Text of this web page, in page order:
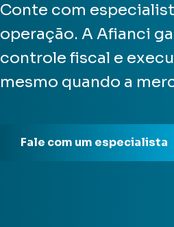
Conte com
operação. A Afianci
controle fiscal e
mesmo quando a
Fale com um especialista